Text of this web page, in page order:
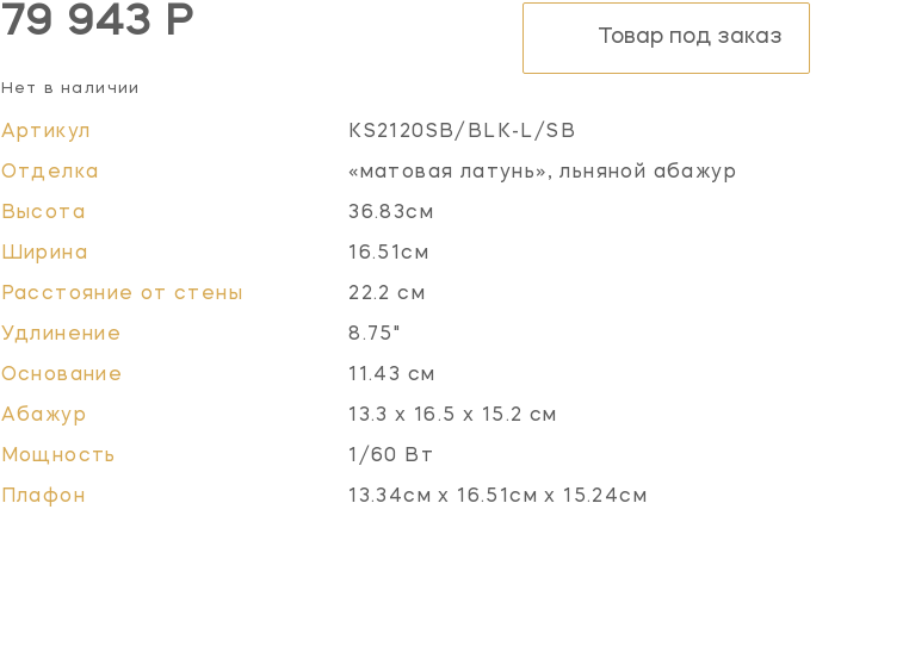
79 943 Р
Нет в наличии
Товар под заказ
Артикул KS2120SB/BLK-L/SB
Отделка «матовая латунь», льняной абажур
Высота 36.83см
Ширина 16.51см
Расстояние от стены 22.2 см
Удлинение 8.75"
Основание 11.43 см
Абажур 13.3 х 16.5 х 15.2 см
Мощность 1/60 Вт
Плафон 13.34см x 16.51см x 15.24см